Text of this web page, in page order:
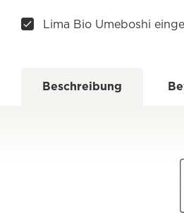
Lima Bio Umeboshi
Beschreibung